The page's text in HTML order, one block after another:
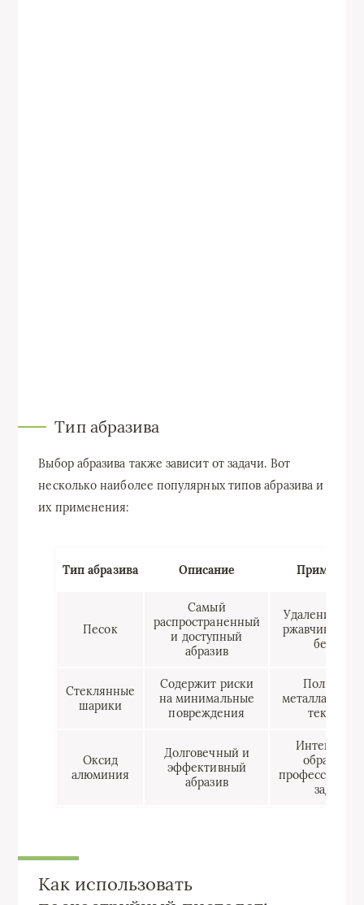
Тип абразива
Выбор абразива также зависит от задачи. Вот
несколько наиболее популярных типов абразива и
их применения:
Тип абразива Описание
Песок
Самый
распространенный
и доступный
абразив
Удаление
ржавчины,
бетона
Стеклянные
шарики
Содержит риски
на минимальные
повреждения
Полировка
металла,
текстуры
Оксид
алюминия
Долговечный и
эффективный
абразив
обработка,
задачи
Как использовать